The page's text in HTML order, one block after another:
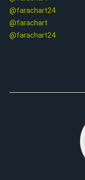
@farachart24
@farachart
@farachart24